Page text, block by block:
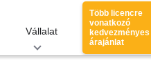
Vállalat
Több licencre
vonatkozó
kedvezményes
árajánlat